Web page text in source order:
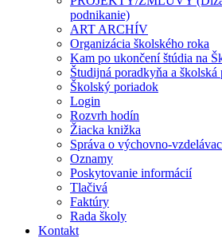
podnikanie)
ART ARCHÍV
Organizácia školského roka
Kam po ukončení štúdia na
Študijná poradkyňa a školská
Školský poriadok
Login
Rozvrh hodín
Žiacka knižka
Správa o výchovno-
Oznamy
Poskytovanie informácií
Tlačivá
Faktúry
Rada školy
Kontakt